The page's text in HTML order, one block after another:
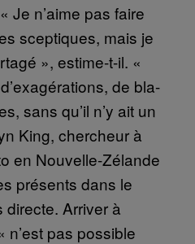
Je n’aime pas faire
sceptiques, mais je
», estime-t-il. «
de bla-
sans qu’il n’y ait un
King, chercheur à
en Nouvelle-Zélande
présents dans le
Arriver à
n’est pas possible